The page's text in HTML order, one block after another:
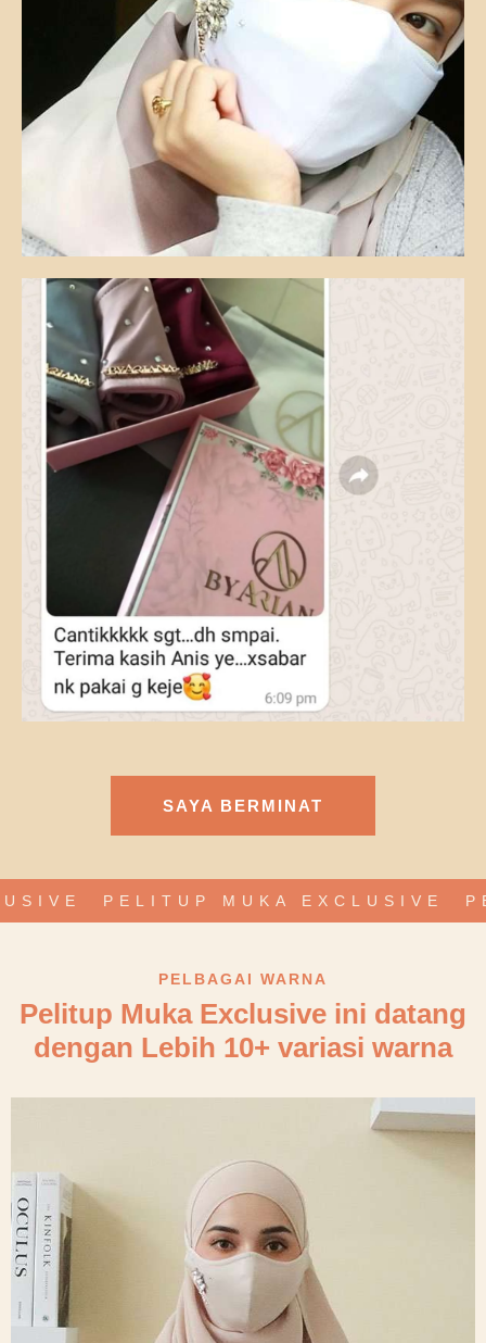
SAYA BERMINAT
PELITUP MUKA EXCLUSIVE
PELBAGAI WARNA
Pelitup Muka Exclusive ini datang
dengan Lebih 10+ variasi warna